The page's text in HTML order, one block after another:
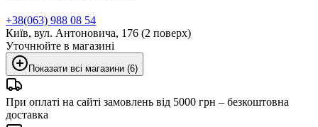
+38(063) 988 08 54
Київ, вул. Антоновича, 176 (2 поверх)
Уточнюйте в магазині
Показати всі магазини (6)
При оплаті на сайті замовлень від 5000 грн – безкоштовна
доставка